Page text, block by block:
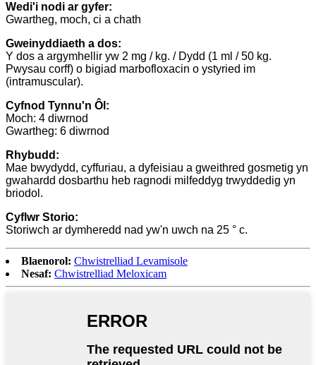
Wedi'i nodi ar gyfer:
Gwartheg, moch, ci a chath
Gweinyddiaeth a dos:
Y dos a argymhellir yw 2 mg / kg. / Dydd (1 ml / 50 kg.
Pwysau corff) o bigiad marbofloxacin o ystyried im
(intramuscular).
Cyfnod Tynnu'n Ôl:
Moch: 4 diwrnod
Gwartheg: 6 diwrnod
Rhybudd:
Mae bwydydd, cyffuriau, a dyfeisiau a gweithred gosmetig yn
gwahardd dosbarthu heb ragnodi milfeddyg trwyddedig yn
briodol.
Cyflwr Storio:
Storiwch ar dymheredd nad yw'n uwch na 25 ° c.
Blaenorol: Chwistrelliad Levamisole
Nesaf: Chwistrelliad Meloxicam